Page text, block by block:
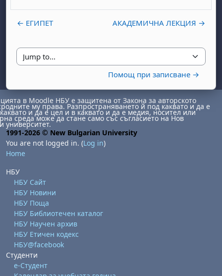
← ЕГИПЕТ АКАДЕМИЧНА ЛЕКЦИЯ →
Jump to...
Помощ при записване →
1 August
2 August
8 August
9 August
15 August
16 August
22 August
23 August
29 August
30 August
в Moodle НБУ е защитена от Закона за авторското
му права. Разпространяването й под каквато и да е
и да е цел и в каквато и да е медия, носител или
среда може да стане само със съгласието на Нов
университет.
1991-2026 © New Bulgarian University
You are not logged in. (Log in)
Home
НБУ
НБУ Сайт
НБУ Новини
НБУ Поща
НБУ Библиотечен каталог
НБУ Научен архив
НБУ Етичен кодекс
НБУ@facebook
Студенти
е-Студент